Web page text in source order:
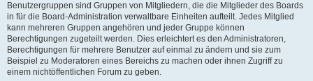
Benutzergruppen sind Gruppen von Mitgliedern, die die Mitglieder des Boards
in für die Board-Administration verwaltbare Einheiten aufteilt. Jedes Mitglied
kann mehreren Gruppen angehören und jeder Gruppe können
Berechtigungen zugeteilt werden. Dies erleichtert es den Administratoren,
Berechtigungen für mehrere Benutzer auf einmal zu ändern und sie zum
Beispiel zu Moderatoren eines Bereichs zu machen oder ihnen Zugriff zu
einem nichtöffentlichen Forum zu geben.